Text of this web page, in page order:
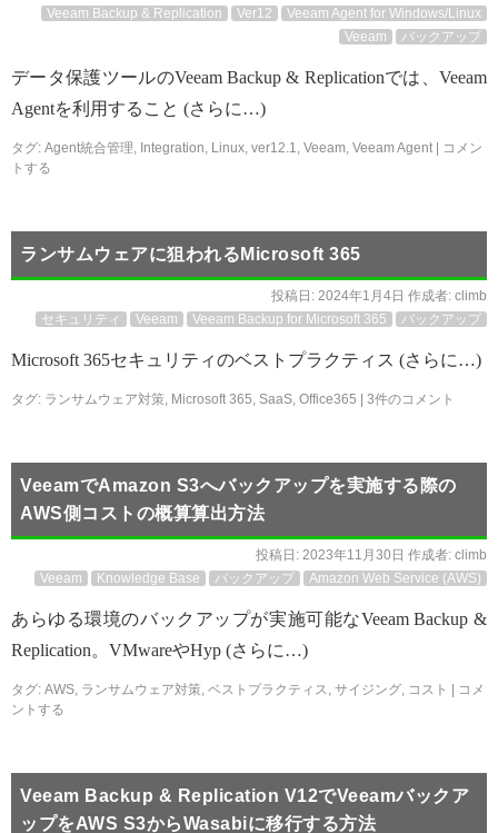
Veeam Backup & Replication
Ver12
Veeam Agent for Windows/Linux
Veeam
バックアップ
データ保護ツールのVeeam Backup & Replicationでは、Veeam
Agentを利用すること (さらに…)
タグ: Agent統合管理, Integration, Linux, ver12.1, Veeam, Veeam Agent
コメン
トする
ランサムウェアに狙われるMicrosoft 365
投稿日: 2024年1月4日 作成者: climb
セキュリティ
Veeam Veeam Backup for Microsoft 365 バックアップ
Microsoft 365セキュリティのベストプラクティス (さらに…)
タグ: ランサムウェア対策, Microsoft 365, SaaS, Office365 3件のコメント
VeeamでAmazon S3へバックアップを実施する際の
AWS側コストの概算算出方法
投稿日: 2023年11月30日 作成者: climb
Veeam
Knowledge Base バックアップ Amazon Web Service (AWS)
あらゆる環境のバックアップが実施可能なVeeam Backup &
Replication。VMwareやHyp (さらに…)
タグ: AWS, ランサムウェア対策, ベストプラクティス, サイジング, コスト
コメ
ントする
Veeam Backup & Replication V12でVeeamバックア
ップをAWS S3からWasabiに移行する方法